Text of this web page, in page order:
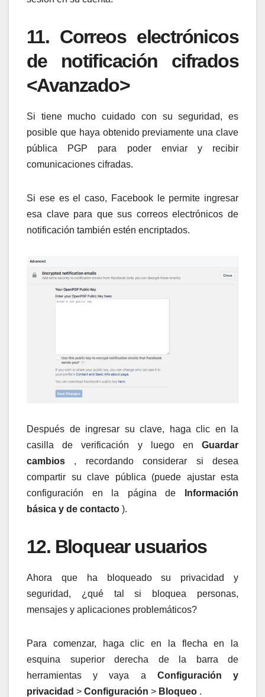
11. Correos electrónicos
de notificación cifrados
<Avanzado>
Si tiene mucho cuidado con su seguridad, es
posible que haya obtenido previamente una clave
pública PGP para poder enviar y recibir
comunicaciones cifradas.
Si ese es el caso, Facebook le permite ingresar
esa clave para que sus correos electrónicos de
notificación también estén encriptados.
Después de ingresar su clave, haga clic en la
casilla de verificación y luego en Guardar
cambios , recordando considerar si desea
compartir su clave pública (puede ajustar esta
configuración en la página de
Información
básica y de contacto ).
12. Bloquear usuarios
Ahora que ha bloqueado su privacidad y
seguridad, ¿qué tal si bloquea personas,
mensajes y aplicaciones problemáticos?
Para comenzar, haga clic en la flecha en la
esquina superior derecha de la barra de
herramientas y vaya a Configuración y
privacidad > Configuración > Bloqueo .